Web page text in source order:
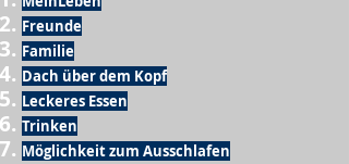
Freunde
Familie
Dach über dem Kopf
Leckeres Essen
Trinken
Möglichkeit zum Ausschlafen